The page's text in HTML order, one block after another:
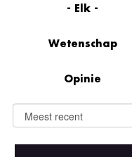
- Elk -
Wetenschap
Opinie